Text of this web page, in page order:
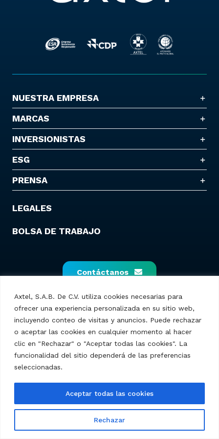
Axtel, S.A.B. De C.V. utiliza cookies necesarias para
ofrecer una experiencia personalizada en su sitio web,
incluyendo conteo de visitas y anuncios. Puede rechazar
o aceptar las cookies en cualquier momento al hacer
clic en "Rechazar" o "Aceptar todas las cookies". La
funcionalidad del sitio dependerá de las preferencias
seleccionadas.
Rechazar
Aceptar todas las cookies
NUESTRA EMPRESA
MARCAS
INVERSIONISTAS
ESG
PRENSA
Axtel S.A.B. de C.V. – © 2025 Todos los derechos
reservados.